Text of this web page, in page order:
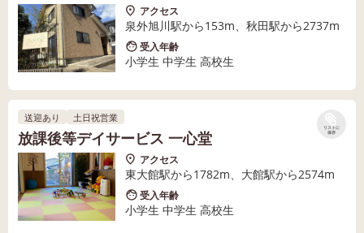
アクセス
泉外旭川駅から153m、秋田駅から2737m
受入年齢
小学生 中学生 高校生
リストに
保存
送迎あり 土日祝営業
放課後等デイサービス 一心堂
アクセス
東大館駅から1782m、大館駅から2574m
受入年齢
小学生 中学生 高校生